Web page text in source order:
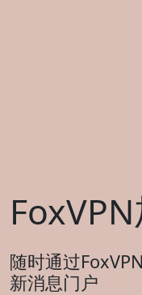
随时通过
新消息门户